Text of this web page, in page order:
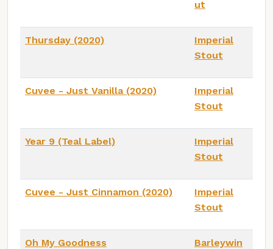
ut
Thursday (2020)
Imperial
Stout
Cuvee - Just Vanilla (2020)
Imperial
Stout
Year 9 (Teal Label)
Imperial
Stout
Cuvee - Just Cinnamon (2020)
Imperial
Stout
Oh My Goodness
Barleywin